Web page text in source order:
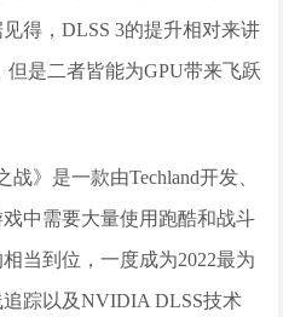
得，DLSS 3的提升相对来讲
是二者皆能为GPU带来飞跃
战》是一款由Techland开发、
中需要大量使用跑酷和战斗
当到位，一度成为2022最为
踪以及NVIDIA DLSS技术